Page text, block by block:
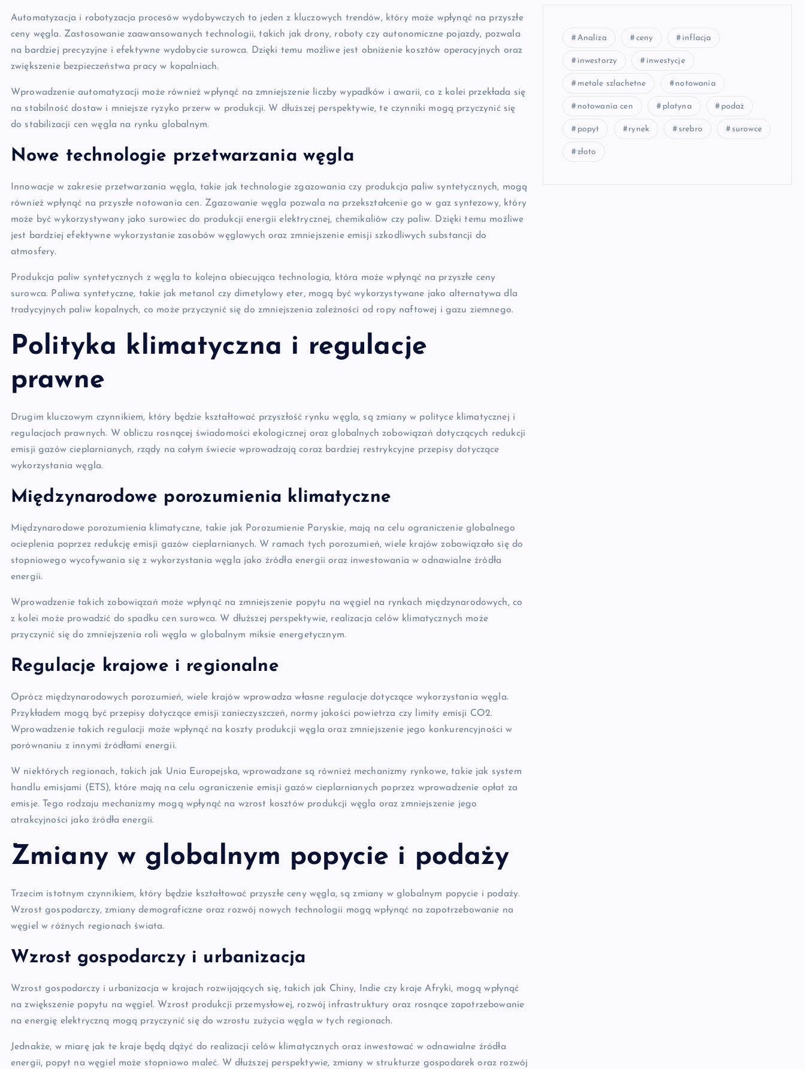
Automatyzacja i robotyzacja procesów wydobywczych to jeden z kluczowych trendów, który może wpłynąć na przyszłe
ceny węgla. Zastosowanie zaawansowanych technologii, takich jak drony, roboty czy autonomiczne pojazdy, pozwala
na bardziej precyzyjne i efektywne wydobycie surowca. Dzięki temu możliwe jest obniżenie kosztów operacyjnych oraz
zwiększenie bezpieczeństwa pracy w kopalniach.
Wprowadzenie automatyzacji może również wpłynąć na zmniejszenie liczby wypadków i awarii, co z kolei przekłada się
na stabilność dostaw i mniejsze ryzyko przerw w produkcji. W dłuższej perspektywie, te czynniki mogą przyczynić się
do stabilizacji cen węgla na rynku globalnym.
Nowe technologie przetwarzania węgla
Innowacje w zakresie przetwarzania węgla, takie jak technologie zgazowania czy produkcja paliw syntetycznych, mogą
również wpłynąć na przyszłe notowania cen. Zgazowanie węgla pozwala na przekształcenie go w gaz syntezowy, który
może być wykorzystywany jako surowiec do produkcji energii elektrycznej, chemikaliów czy paliw. Dzięki temu możliwe
jest bardziej efektywne wykorzystanie zasobów węglowych oraz zmniejszenie emisji szkodliwych substancji do
atmosfery.
Produkcja paliw syntetycznych z węgla to kolejna obiecująca technologia, która może wpłynąć na przyszłe ceny
surowca. Paliwa syntetyczne, takie jak metanol czy dimetylowy eter, mogą być wykorzystywane jako alternatywa dla
tradycyjnych paliw kopalnych, co może przyczynić się do zmniejszenia zależności od ropy naftowej i gazu ziemnego.
Polityka klimatyczna i regulacje
prawne
Drugim kluczowym czynnikiem, który będzie kształtować przyszłość rynku węgla, są zmiany w polityce klimatycznej i
regulacjach prawnych. W obliczu rosnącej świadomości ekologicznej oraz globalnych zobowiązań dotyczących redukcji
emisji gazów cieplarnianych, rządy na całym świecie wprowadzają coraz bardziej restrykcyjne przepisy dotyczące
wykorzystania węgla.
Międzynarodowe porozumienia klimatyczne
Międzynarodowe porozumienia klimatyczne, takie jak Porozumienie Paryskie, mają na celu ograniczenie globalnego
ocieplenia poprzez redukcję emisji gazów cieplarnianych. W ramach tych porozumień, wiele krajów zobowiązało się do
stopniowego wycofywania się z wykorzystania węgla jako źródła energii oraz inwestowania w odnawialne źródła
energii.
Wprowadzenie takich zobowiązań może wpłynąć na zmniejszenie popytu na węgiel na rynkach międzynarodowych, co
z kolei może prowadzić do spadku cen surowca. W dłuższej perspektywie, realizacja celów klimatycznych może
przyczynić się do zmniejszenia roli węgla w globalnym miksie energetycznym.
Regulacje krajowe i regionalne
Oprócz międzynarodowych porozumień, wiele krajów wprowadza własne regulacje dotyczące wykorzystania węgla.
Przykładem mogą być przepisy dotyczące emisji zanieczyszczeń, normy jakości powietrza czy limity emisji CO2.
Wprowadzenie takich regulacji może wpłynąć na koszty produkcji węgla oraz zmniejszenie jego konkurencyjności w
porównaniu z innymi źródłami energii.
W niektórych regionach, takich jak Unia Europejska, wprowadzane są również mechanizmy rynkowe, takie jak system
handlu emisjami (ETS), które mają na celu ograniczenie emisji gazów cieplarnianych poprzez wprowadzenie opłat za
emisje. Tego rodzaju mechanizmy mogą wpłynąć na wzrost kosztów produkcji węgla oraz zmniejszenie jego
atrakcyjności jako źródła energii.
Zmiany w globalnym popycie i podaży
Trzecim istotnym czynnikiem, który będzie kształtować przyszłe ceny węgla, są zmiany w globalnym popycie i podaży.
Wzrost gospodarczy, zmiany demograficzne oraz rozwój nowych technologii mogą wpłynąć na zapotrzebowanie na
węgiel w różnych regionach świata.
Wzrost gospodarczy i urbanizacja
Wzrost gospodarczy i urbanizacja w krajach rozwijających się, takich jak Chiny, Indie czy kraje Afryki, mogą wpłynąć
na zwiększenie popytu na węgiel. Wzrost produkcji przemysłowej, rozwój infrastruktury oraz rosnące zapotrzebowanie
na energię elektryczną mogą przyczynić się do wzrostu zużycia węgla w tych regionach.
Jednakże, w miarę jak te kraje będą dążyć do realizacji celów klimatycznych oraz inwestować w odnawialne źródła
energii, popyt na węgiel może stopniowo maleć. W dłuższej perspektywie, zmiany w strukturze gospodarek oraz rozwój
Analiza ceny inflacja
inwestorzy inwestycje
metale szlachetne notowania
notowania cen platyna podaż
popyt rynek srebro surowce
złoto